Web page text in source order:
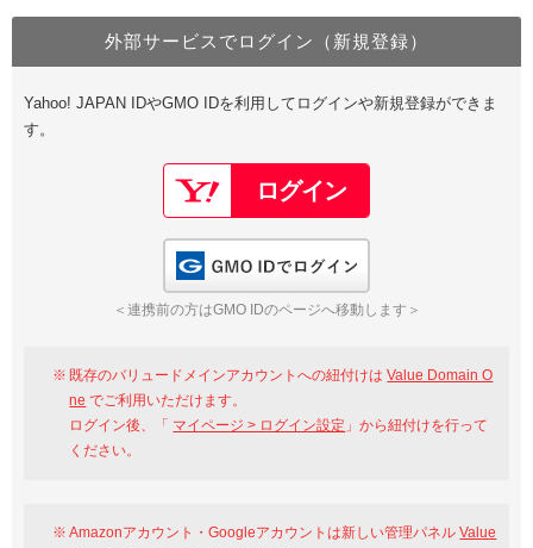
Value Domain Oneにログイン
Google
GMO ID Amazon
※AmazonはValue Domain Oneのログイン画面へ遷移します
Value Domain Oneアカウント作成
以下でも登録可能
Google Yahoo!
GMO ID
外部サービスでログイン（新規登録）
Yahoo! JAPAN IDやGMO IDを利用してログインや新規登録ができま
す。
＜連携前の方はGMO IDのページへ移動します＞
既存のバリュードメインアカウントへの紐付けはValue Domain O
ne でご利用いただけます。
ログイン後、「 マイページ > ログイン設定 」から紐付けを行って
ください。
Amazonアカウント・Googleアカウントは新しい管理パネルValue